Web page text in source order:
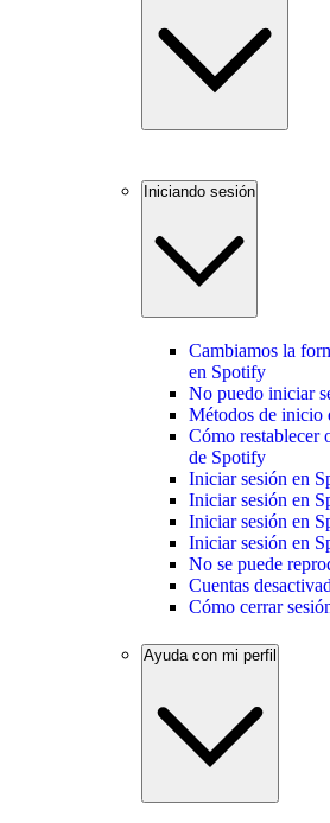
Iniciando sesión
Cambiamos la
en Spotify
No puedo iniciar
Métodos de inicio
Cómo restablecer
de Spotify
Iniciar sesión en
Iniciar sesión en
Iniciar sesión en
Iniciar sesión en
No se puede
Cuentas
Cómo cerrar
Ayuda con mi perfil